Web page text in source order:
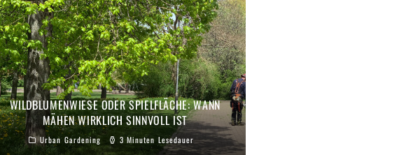
WILDBLUMENWIESE ODER SPIELFLÄCHE: WANN
MÄHEN WIRKLICH SINNVOLL IST
Urban Gardening 3 Minuten Lesedauer